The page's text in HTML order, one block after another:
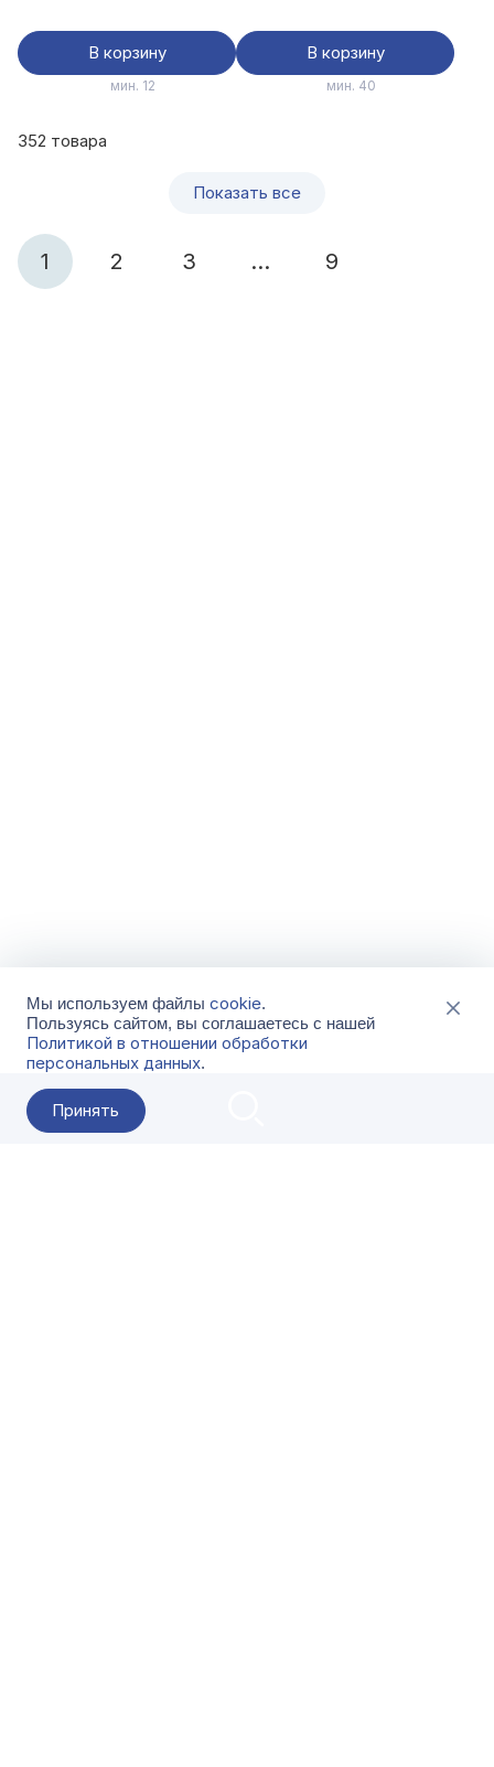
В корзину
мин. 12
В корзину
мин. 40
352 товара
Показать все
1 2 3 ... 9
Мы используем файлы cookie.
Пользуясь сайтом, вы соглашаетесь с нашей
Политикой в отношении обработки
персональных данных.
Принять